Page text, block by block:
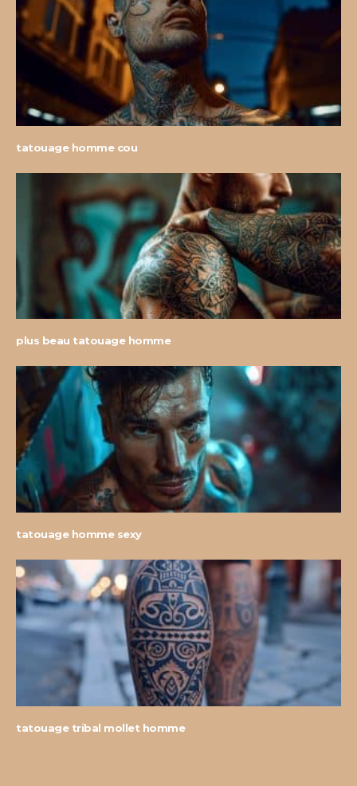
tatouage homme cou
plus beau tatouage homme
tatouage homme sexy
tatouage tribal mollet homme